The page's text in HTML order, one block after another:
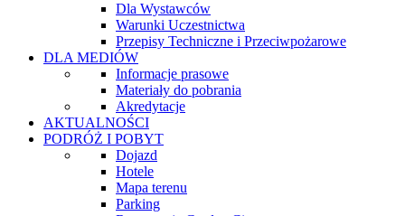
Dla Wystawców
Warunki Uczestnictwa
Przepisy Techniczne i Przeciwpożarowe
DLA MEDIÓW
Informacje prasowe
Materiały do pobrania
Akredytacje
AKTUALNOŚCI
PODRÓŻ I POBYT
Dojazd
Hotele
Mapa terenu
Parking